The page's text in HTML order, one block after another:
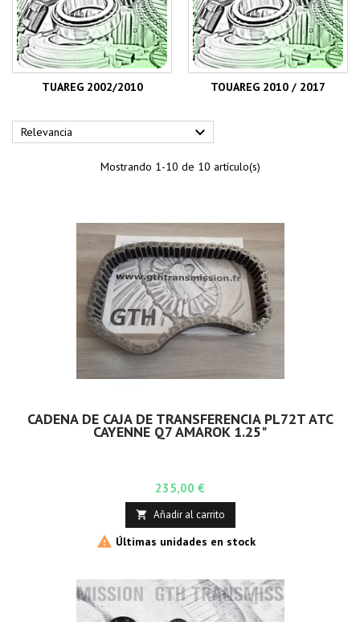
TUAREG 2002/2010 TOUAREG 2010 / 2017
Relevancia 
Mostrando 1-10 de 10 artículo(s)
CADENA DE CAJA DE TRANSFERENCIA PL72T ATC
CAYENNE Q7 AMAROK 1.25"
Precio
235,00 €
 Añadir al carrito
 Últimas unidades en stock